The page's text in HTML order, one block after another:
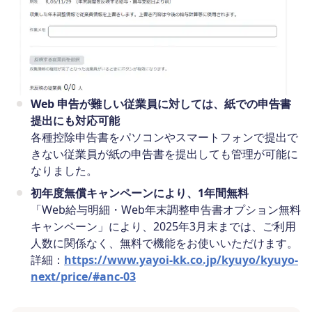
Web 申告が難しい従業員に対しては、紙での申告書
提出にも対応可能
各種控除申告書をパソコンやスマートフォンで提出で
きない従業員が紙の申告書を提出しても管理が可能に
なりました。
初年度無償キャンペーンにより、1年間無料
「Web給与明細・Web年末調整申告書オプション無料
キャンペーン」により、2025年3月末までは、ご利用
人数に関係なく、無料で機能をお使いいただけます。
詳細： https://www.yayoi-kk.co.jp/kyuyo/kyuyo-
next/price/#anc-03